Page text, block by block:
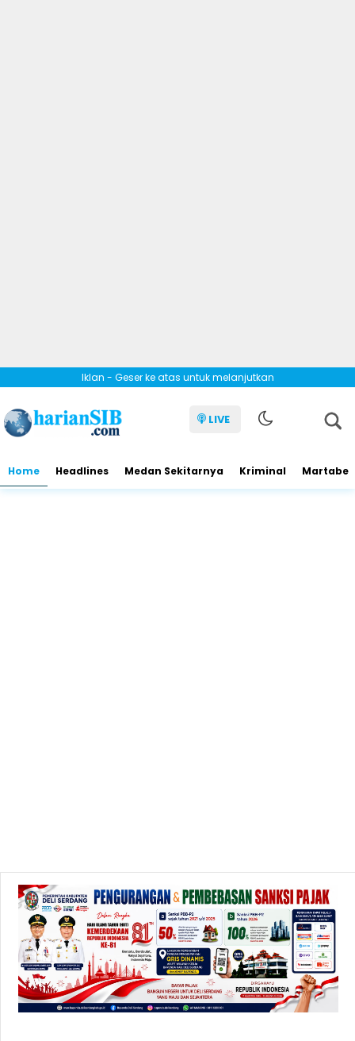
Iklan - Geser ke atas untuk melanjutkan
LIVE
Home Headlines Medan Sekitarnya Kriminal Martabe